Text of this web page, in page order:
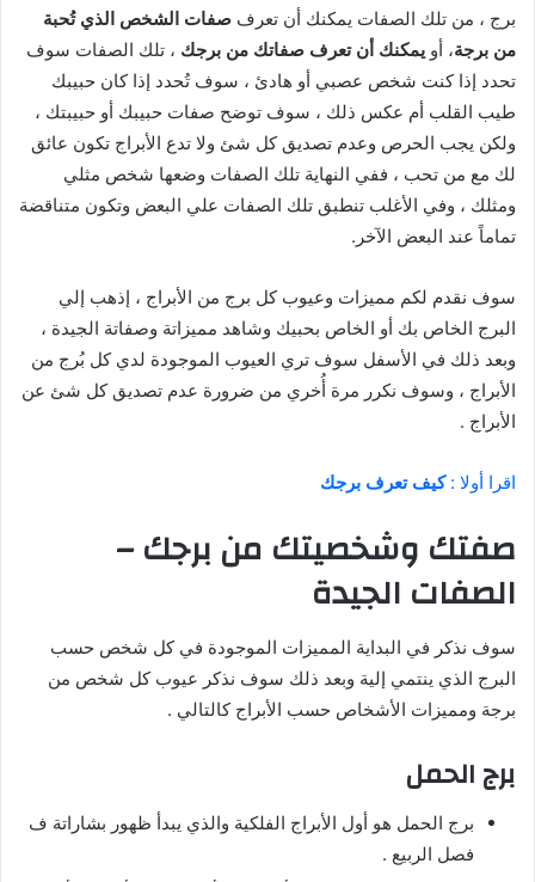
برج ، من تلك الصفات يمكنك أن تعرف صفات الشخص الذي تُحبة
من برجة، أو يمكنك أن تعرف صفاتك من برجك ، تلك الصفات سوف
تحدد إذا كنت شخص عصبي أو هادئ ، سوف تُحدد إذا كان حبيبك
طيب القلب أم عكس ذلك ، سوف توضح صفات حبيبك أو حبيبتك ،
ولكن يجب الحرص وعدم تصديق كل شئ ولا تدع الأبراج تكون عائق
لك مع من تحب ، ففي النهاية تلك الصفات وضعها شخص مثلي
ومثلك ، وفي الأغلب تنطبق تلك الصفات علي البعض وتكون متناقضة
تماماً عند البعض الآخر.
سوف نقدم لكم مميزات وعيوب كل برج من الأبراج ، إذهب إلي
البرج الخاص بك أو الخاص بحبيك وشاهد مميزاتة وصفاتة الجيدة ،
وبعد ذلك في الأسفل سوف تري العيوب الموجودة لدي كل بُرج من
الأبراج ، وسوف نكرر مرة أُخري من ضرورة عدم تصديق كل شئ عن
الأبراج .
اقرا أولا :كيف تعرف برجك
صفتك وشخصيتك من برجك –
الصفات الجيدة
سوف نذكر في البداية المميزات الموجودة في كل شخص حسب
البرج الذي ينتمي إلية وبعد ذلك سوف نذكر عيوب كل شخص من
برجة ومميزات الأشخاص حسب الأبراج كالتالي .
برج الحمل
برج الحمل هو أول الأبراج الفلكية والذي يبدأ ظهور بشاراتة ف
فصل الربيع .